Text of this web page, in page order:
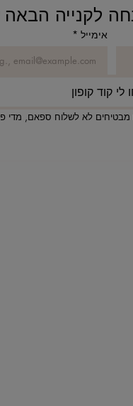
אימייל *
לי קוד קופון
לא לשלוח ספאם, מדי